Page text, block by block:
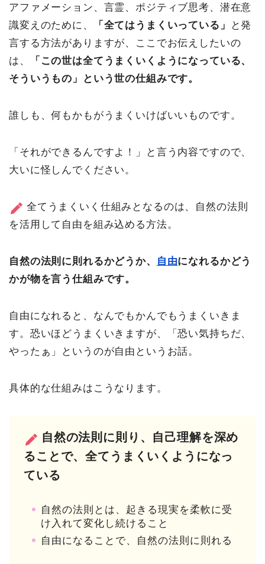
アファメーション、言霊、ポジティブ思考、潜在意
識変えのために、
「全てはうまくいっている」
と発
言する方法がありますが、ここでお伝えしたいの
は、
「この世は全てうまくいくようになっている、
そういうもの」という世の仕組みです。
誰しも、何もかもがうまくいけばいいものです。
「それができるんですよ！」と言う内容ですので、
大いに怪しんでください。
全てうまくいく仕組みとなるのは、自然の法則
を活用して自由を組み込める方法。
自然の法則に則れるかどうか、 自由になれるかどう
かが物を言う仕組みです。
自由になれると、なんでもかんでもうまくいきま
す。恐いほどうまくいきますが、「恐い気持ちだ、
やったぁ」というのが自由というお話。
具体的な仕組みはこうなります。
自然の法則に則り、自己理解を深め
ることで、全てうまくいくようになっ
ている
自然の法則とは、起きる現実を柔軟に受
け入れて変化し続けること
自由になることで、自然の法則に則れる